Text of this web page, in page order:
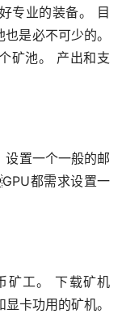
专业的装备。 目
是必不可少的。
池。 产出和支
设置一个一般的邮
都需求设置一
矿工。 下载矿机
卡功用的矿机。